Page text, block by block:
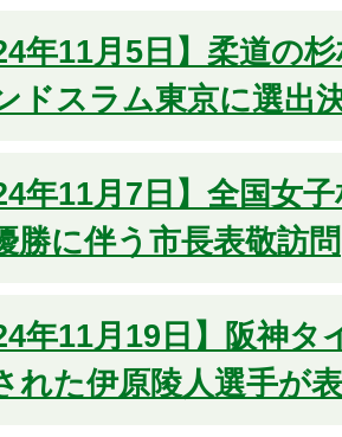
年11月5日】柔道の
ドスラム東京に選出
年11月7日】全国女
勝に伴う市長表敬訪問
年11月19日】阪神
れた伊原陵人選手が